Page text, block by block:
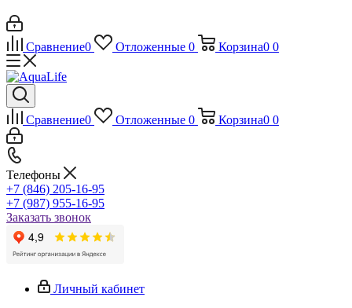
Сравнение0 Отложенные 0 Корзина0 0
Сравнение0 Отложенные 0 Корзина0 0
Телефоны
+7 (846) 205-16-95
+7 (987) 955-16-95
Заказать звонок
Личный кабинет